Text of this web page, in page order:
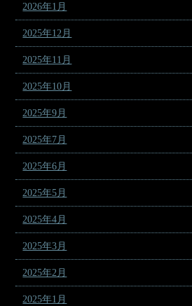
2026年1月
2025年12月
2025年11月
2025年10月
2025年9月
2025年7月
2025年6月
2025年5月
2025年4月
2025年3月
2025年2月
2025年1月